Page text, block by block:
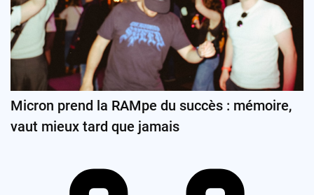
Micron prend la RAMpe du succès : mémoire,
vaut mieux tard que jamais